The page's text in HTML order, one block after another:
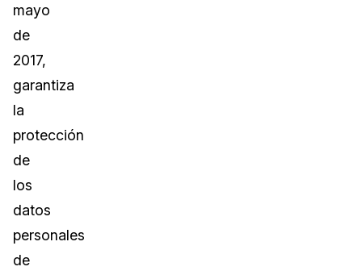
mayo
de
2017,
garantiza
la
protección
de
los
datos
personales
de